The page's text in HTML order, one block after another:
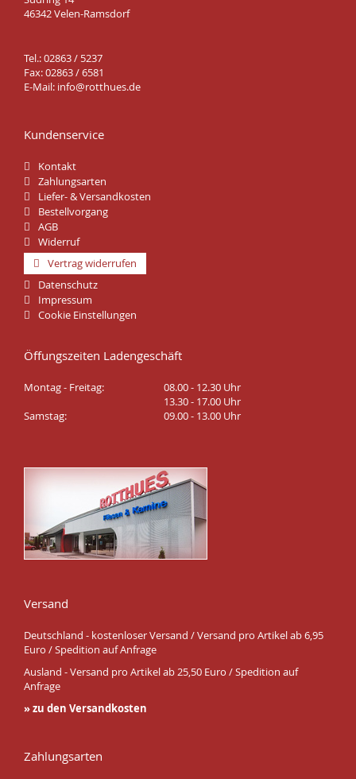
46342 Velen-Ramsdorf
Tel.: 02863 / 5237
Fax: 02863 / 6581
E-Mail: info@rotthues.de
Kundenservice
Kontakt
Zahlungsarten
Liefer- & Versandkosten
Bestellvorgang
AGB
Widerruf
Vertrag widerrufen
Datenschutz
Impressum
Cookie Einstellungen
Öffungszeiten Ladengeschäft
Montag - Freitag:
08.00 - 12.30 Uhr
13.30 - 17.00 Uhr
Samstag:
09.00 - 13.00 Uhr
Versand
Deutschland - kostenloser Versand / Versand pro Artikel ab 6,95
Euro / Spedition auf Anfrage
Ausland - Versand pro Artikel ab 25,50 Euro / Spedition auf
Anfrage
» zu den Versandkosten
Zahlungsarten